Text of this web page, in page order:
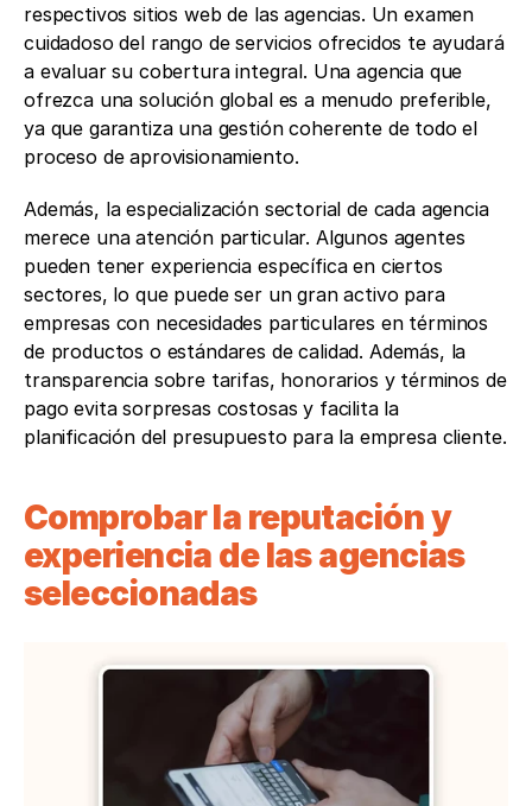
respectivos sitios web de las agencias. Un examen
cuidadoso del rango de servicios ofrecidos te ayudará
a evaluar su cobertura integral. Una agencia que
ofrezca una solución global es a menudo preferible,
ya que garantiza una gestión coherente de todo el
proceso de aprovisionamiento.
Además, la especialización sectorial de cada agencia
merece una atención particular. Algunos agentes
pueden tener experiencia específica en ciertos
sectores, lo que puede ser un gran activo para
empresas con necesidades particulares en términos
de productos o estándares de calidad. Además, la
transparencia sobre tarifas, honorarios y términos de
pago evita sorpresas costosas y facilita la
planificación del presupuesto para la empresa cliente.
Comprobar la reputación y
experiencia de las agencias
seleccionadas